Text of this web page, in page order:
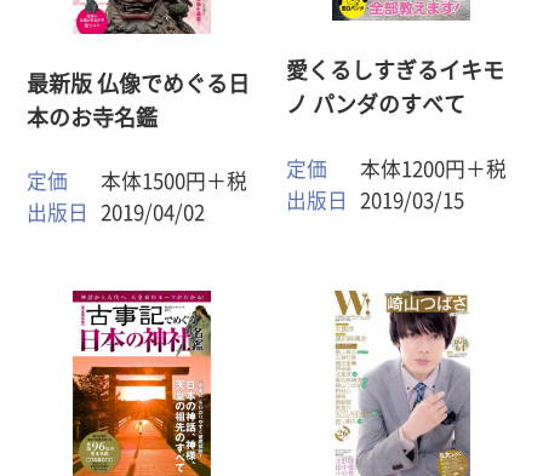
最新版 仏像でめぐる日
本のお寺名鑑
定価
本体1500円＋税
出版日
2019/04/02
愛くるしすぎるイキモ
ノ パンダのすべて
定価
本体1200円＋税
出版日
2019/03/15